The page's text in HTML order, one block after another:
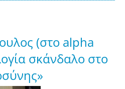
(στο alpha
σκάνδαλο στο